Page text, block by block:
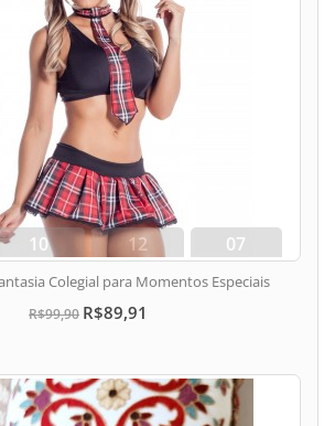
10
hora
12
min
06
seg
Colegial para Momentos Especiais
R$99,90 R$89,91